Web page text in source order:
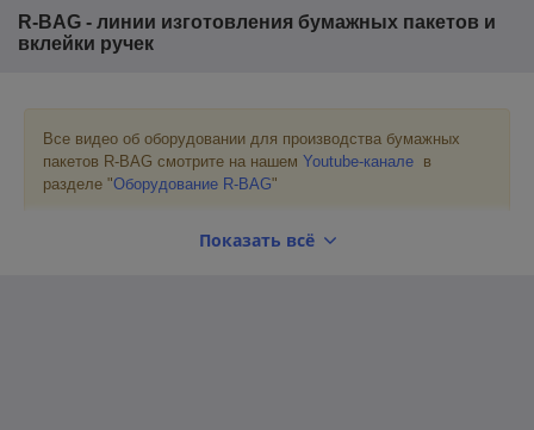
R-BAG - линии изготовления бумажных пакетов и
вклейки ручек
Все видео об оборудовании для производства бумажных
пакетов R-BAG смотрите на нашем Youtube-канале в
разделе "Оборудование R-BAG"
Показать всё